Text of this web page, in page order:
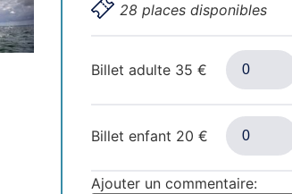
28 places disponibles
Billet adulte 35 €
Billet enfant 20 €
Ajouter un commentaire: